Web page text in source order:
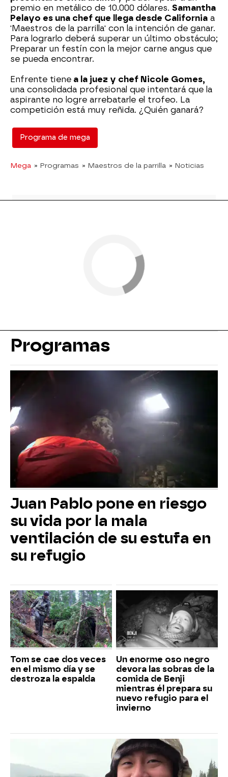
premio en metálico de 10.000 dólares. Samantha
Pelayo es una chef que llega desde California a
'Maestros de la parrilla' con la intención de ganar.
Para lograrlo deberá superar un último obstáculo;
Preparar un festín con la mejor carne angus que
se pueda encontrar.
Enfrente tiene a la juez y chef Nicole Gomes,
una consolidada profesional que intentará que la
aspirante no logre arrebatarle el trofeo. La
competición está muy reñida. ¿Quién ganará?
Programa de mega
Mega » Programas » Maestros de la parrilla » Noticias
Programas
Juan Pablo pone en riesgo
su vida por la mala
ventilación de su estufa en
su refugio
Tom se cae dos veces
en el mismo día y se
destroza la espalda
Un enorme oso negro
devora las sobras de la
comida de Benji
mientras él prepara su
nuevo refugio para el
invierno